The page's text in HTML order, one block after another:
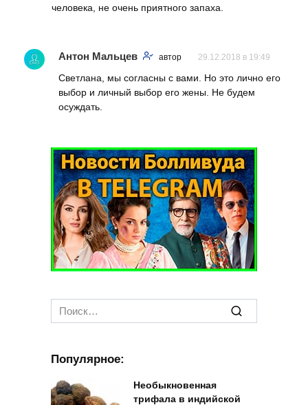
человека, не очень приятного запаха.
Антон Мальцев автор 29.12.2018 в 19:49
Светлана, мы согласны с вами. Но это лично его
выбор и личный выбор его жены. Не будем
осуждать.
Search
for:
Популярное:
Необыкновенная
трифала в индийской